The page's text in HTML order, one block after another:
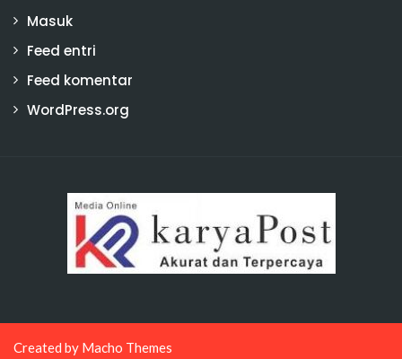
Masuk
Feed entri
Feed komentar
WordPress.org
Created by Macho Themes